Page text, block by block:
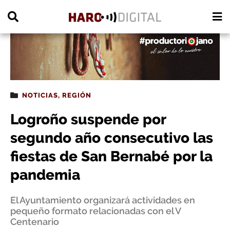
NOTICIAS, REGIÓN
Logroño suspende por
segundo año consecutivo las
fiestas de San Bernabé por la
pandemia
El Ayuntamiento organizará actividades en
pequeño formato relacionadas con el V
Centenario